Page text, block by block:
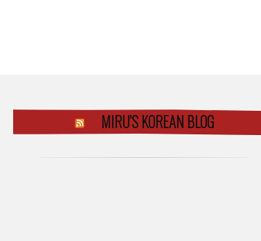
MIRU’S KOREAN BLOG